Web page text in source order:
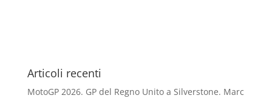
Articoli recenti
MotoGP 2026. GP del Regno Unito a Silverstone. Marc